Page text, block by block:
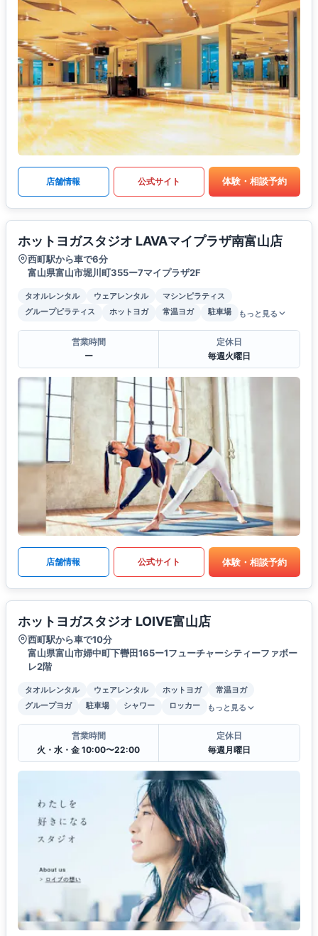
店舗情報 公式サイト 体験・相談予約
ホットヨガスタジオ LAVAマイプラザ南富山店
西町駅から車で6分
富山県富山市堀川町355ー7マイプラザ2F
タオルレンタル ウェアレンタル
マシンピラティス
グループピラティス
ホットヨガ 常温ヨガ 駐車場 もっと見る
営業時間
ー
定休日
毎週火曜日
店舗情報 公式サイト 体験・相談予約
ホットヨガスタジオ LOIVE富山店
西町駅から車で10分
富山県富山市婦中町下轡田165ー1フューチャーシティーファボー
レ2階
タオルレンタル ウェアレンタル ホットヨガ
常温ヨガ
グループヨガ
駐車場 シャワー ロッカー もっと見る
営業時間
火・水・金 10:00〜22:00
定休日
毎週月曜日